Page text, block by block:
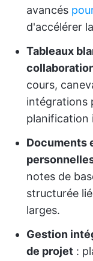
avancés
d'accélérer
Tableaux
cours,
intégrations
planification
Documents
notes de
structurée
larges.
Gestion
de projet :